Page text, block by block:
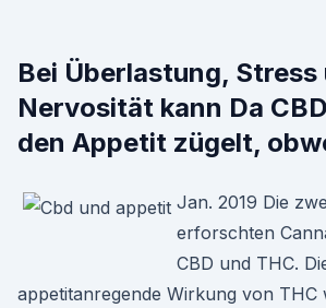
Bei Überlastung, Stress
Nervosität kann Da
den Appetit zügelt,
Jan. 2019 Die
erforschten
CBD und THC.
appetitanregende Wirkung von THC